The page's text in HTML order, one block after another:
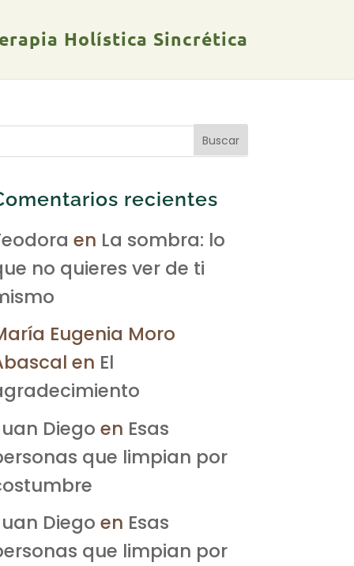
Holística Sincrética
recientes
en La sombra: lo
no quieres ver de ti
Eugenia Moro
en El
Diego en Esas
que limpian por
Diego en Esas
que limpian por